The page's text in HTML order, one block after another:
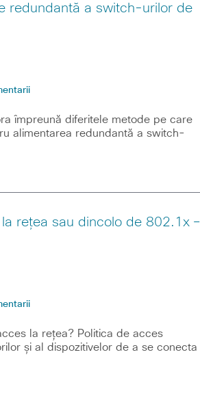
redundantă a switch-urilor de
împreună diferitele metode pe care
alimentarea redundantă a switch-
rețea sau dincolo de 802.1x –
la rețea? Politica de acces
și al dispozitivelor de a se conecta